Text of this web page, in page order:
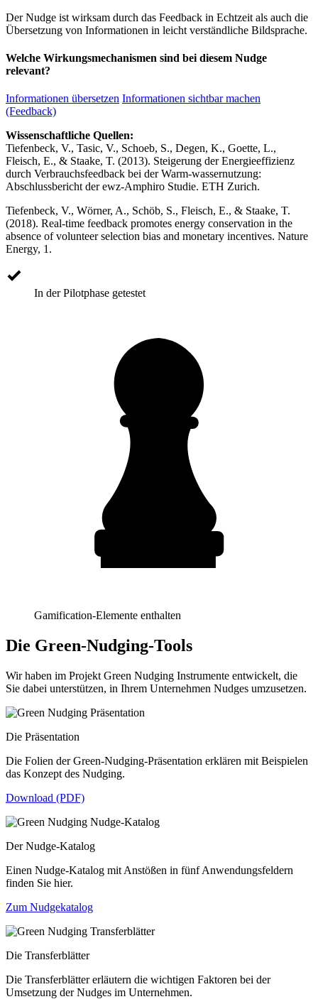
Der Nudge ist wirksam durch das Feedback in Echtzeit als auch die
Übersetzung von Informationen in leicht verständliche Bildsprache.
Welche Wirkungsmechanismen sind bei diesem Nudge
relevant?
Informationen übersetzen Informationen sichtbar machen
(Feedback)
Wissenschaftliche Quellen:
Tiefenbeck, V., Tasic, V., Schoeb, S., Degen, K., Goette, L.,
Fleisch, E., & Staake, T. (2013). Steigerung der Energieeffizienz
durch Verbrauchsfeedback bei der Warm-wassernutzung:
Abschlussbericht der ewz-Amphiro Studie. ETH Zurich.
Tiefenbeck, V., Wörner, A., Schöb, S., Fleisch, E., & Staake, T.
(2018). Real-time feedback promotes energy conservation in the
absence of volunteer selection bias and monetary incentives. Nature
Energy, 1.
In der Pilotphase getestet
Gamification-Elemente enthalten
Die Green-Nudging-Tools
Wir haben im Projekt Green Nudging Instrumente entwickelt, die
Sie dabei unterstützen, in Ihrem Unternehmen Nudges umzusetzen.
Die Präsentation
Die Folien der Green-Nudging-Präsentation erklären mit Beispielen
das Konzept des Nudging.
Download (PDF)
Der Nudge-Katalog
Einen Nudge-Katalog mit Anstößen in fünf Anwendungsfeldern
finden Sie hier.
Zum Nudgekatalog
Die Transferblätter
Die Transferblätter erläutern die wichtigen Faktoren bei der
Umsetzung der Nudges im Unternehmen.